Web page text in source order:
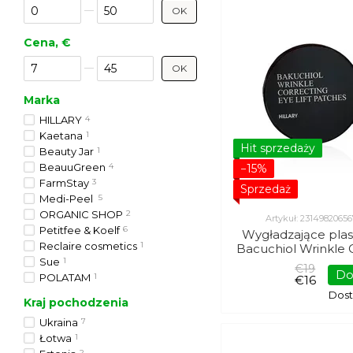
Hit sprzedaży
−15%
Sprzedaż
Artykuł:
Wygładzające
Bacuchiol Wrinkle
Patches
€19
€16
Od Rabat %
Do Rabat % OK
Cena, €
Od Cena, €
Do Cena, € OK
Marka
HILLARY 4
Kaetana 1
Beauty Jar 1
BeauuGreen 4
FarmStay 3
Medi-Peel 5
ORGANIC SHOP 2
Petitfee & Koelf 6
Reclaire cosmetics 1
Sue 1
POLATAM 1
Kraj pochodzenia
Ukraina 7
Łotwa 1